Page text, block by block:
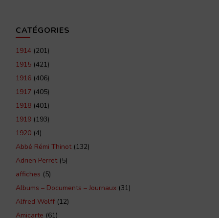
CATÉGORIES
1914 (201)
1915 (421)
1916 (406)
1917 (405)
1918 (401)
1919 (193)
1920 (4)
Abbé Rémi Thinot(132)
Adrien Perret(5)
affiches (5)
Albums – Documents – Journaux (31)
Alfred Wolff (12)
Amicarte (61)